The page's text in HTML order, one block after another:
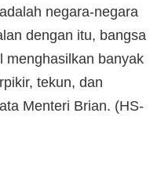
negara-negara
dengan itu, bangsa
menghasilkan banyak
tekun, dan
Menteri Brian. (HS-